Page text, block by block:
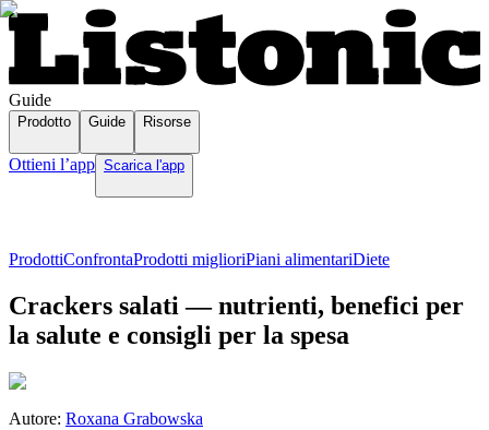
Guide
Prodotto Guide Risorse
Ottieni l’app Scarica l'app
ProdottiConfrontaProdotti miglioriPiani alimentariDiete
Crackers salati — nutrienti, benefici per
la salute e consigli per la spesa
Autore: Roxana Grabowska